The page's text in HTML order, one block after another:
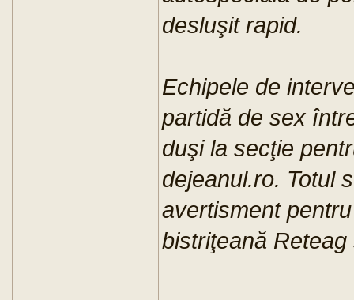
desluşit rapid.
Echipele de
partidă de sex
duşi la secţie
dejeanul.ro. Totul
avertisment
bistriţeană